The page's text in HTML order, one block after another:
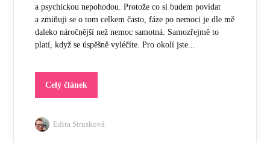
a psychickou nepohodou. Protože co si budem povídat
a zmiňuji se o tom celkem často, fáze po nemoci je dle mě
daleko náročnější než nemoc samotná. Samozřejmě to
platí, když se úspěšně vyléčíte. Pro okolí jste...
Celý článek
Edita Strusková